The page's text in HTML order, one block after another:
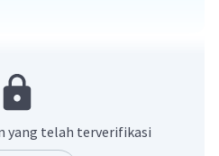
yang telah terverifikasi